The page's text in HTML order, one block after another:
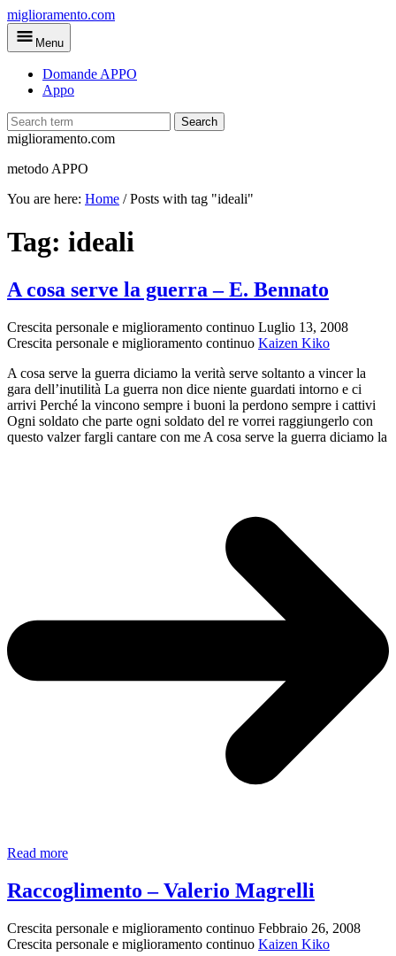
Skip
to
main
miglioramento.com
Menu
Domande APPO
Appo
Search
miglioramento.com
metodo APPO
You are here: Home /Posts with tag "ideali"
Tag: ideali
A cosa serve la guerra – E. Bennato
Crescita personale e miglioramento continuo Luglio 13, 2008
Crescita personale e miglioramento continuo Kaizen Kiko
A cosa serve la guerra diciamo la verità serve soltanto a vincer la
gara dell’inutilità La guerra non dice niente guardati intorno e ci
arrivi Perché la vincono sempre i buoni la perdono sempre i cattivi
Ogni soldato che parte ogni soldato del re vorrei raggiungerlo con
questo valzer fargli cantare con me A cosa serve la guerra diciamo la
Read moreA
serve
la
–
E.
Raccoglimento – Valerio Magrelli
Crescita personale e miglioramento continuo Febbraio 26, 2008
Crescita personale e miglioramento continuo Kaizen Kiko